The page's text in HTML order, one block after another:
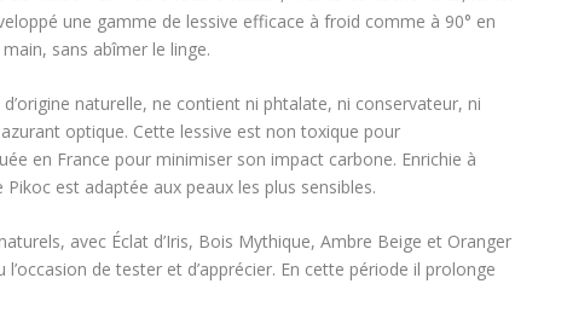
une gamme de lessive efficace à froid comme à 90° en
sans abîmer le linge.
naturelle, ne contient ni phtalate, ni conservateur, ni
optique. Cette lessive est non toxique pour
en France pour minimiser son impact carbone. Enrichie à
Pikoc est adaptée aux peaux les plus sensibles.
avec Éclat d’Iris, Bois Mythique, Ambre Beige et Oranger
de tester et d’apprécier. En cette période il prolonge